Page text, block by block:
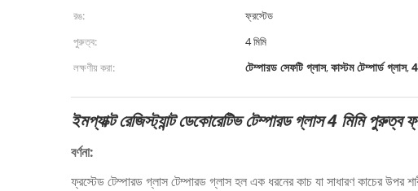
রঙ:
ফ্রস্টেড
পুরুত্ব:
4 মিমি
লক্ষণীয় করা:
টেম্পারড সেফটি গ্লাস,কাস্টম টেম্পার্ড গ্লাস,
ইমপ্যাক্ট রেজিস্ট্যান্ট ডেকোরেটিভ টেম্পারড গ্লাস 4 মিমি পুরুত্ব
বর্ণনা:
ফ্রস্টেড টেম্পারড গ্লাস টেম্পারড গ্লাস হল এক ধরনের কাচ যা সাধারণ কাচের উপর